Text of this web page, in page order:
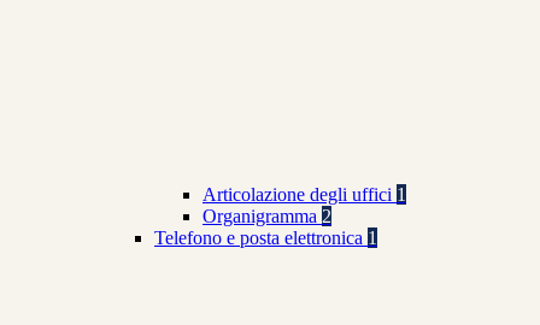
Articolazione degli uffici 1
Organigramma 2
Telefono e posta elettronica 1